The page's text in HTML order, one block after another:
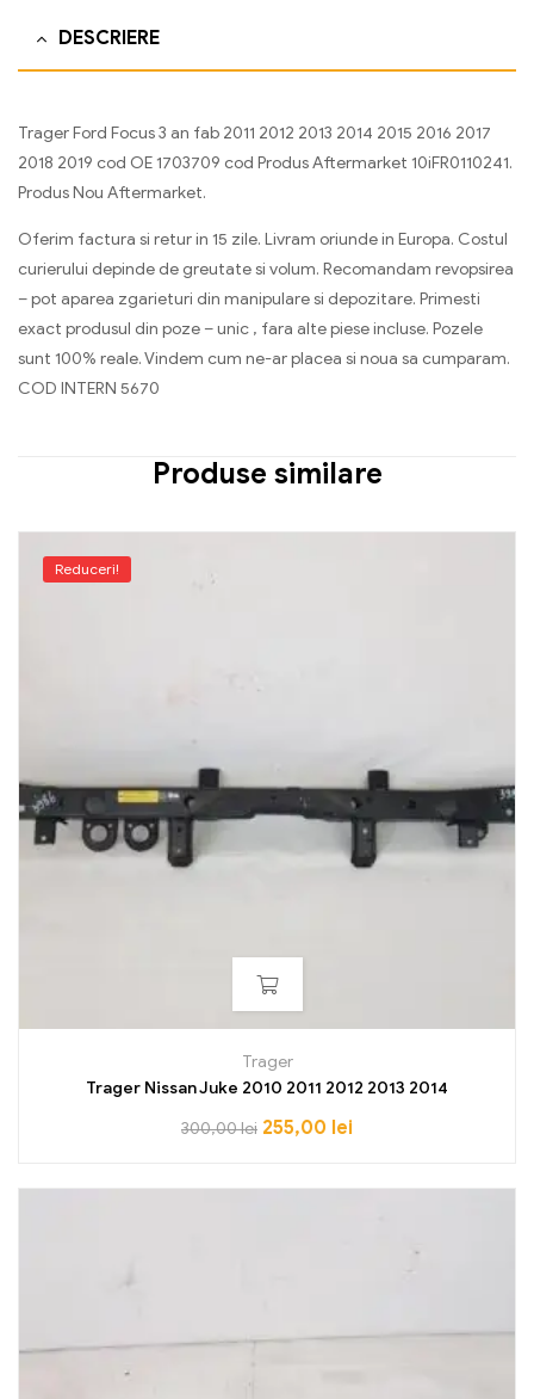
DESCRIERE
Trager Ford Focus 3 an fab 2011 2012 2013 2014 2015 2016 2017
2018 2019 cod OE 1703709 cod Produs Aftermarket 10iFR0110241.
Produs Nou Aftermarket.
Oferim factura si retur in 15 zile. Livram oriunde in Europa. Costul
curierului depinde de greutate si volum. Recomandam revopsirea
– pot aparea zgarieturi din manipulare si depozitare. Primesti
exact produsul din poze – unic , fara alte piese incluse. Pozele
sunt 100% reale. Vindem cum ne-ar placea si noua sa cumparam.
COD INTERN 5670
Produse similare
Reduceri!
Trager
Trager Nissan Juke 2010 2011 2012 2013 2014
300,00lei 255,00 lei